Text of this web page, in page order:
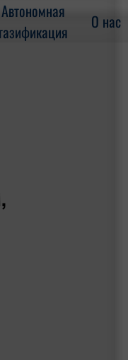
Автономная
газификация
О нас